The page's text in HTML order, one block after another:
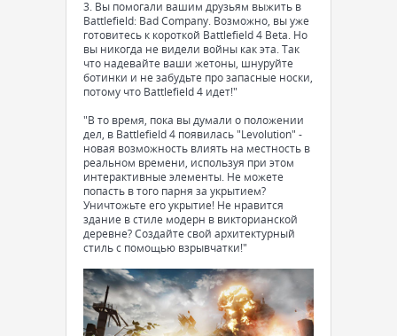
3. Вы помогали вашим друзьям выжить в
Battlefield: Bad Company. Возможно, вы уже
готовитесь к короткой Battlefield 4 Beta. Но
вы никогда не видели войны как эта. Так
что надевайте ваши жетоны, шнуруйте
ботинки и не забудьте про запасные носки,
потому что Battlefield 4 идет!"
"В то время, пока вы думали о положении
дел, в Battlefield 4 появилась "Levolution" -
новая возможность влиять на местность в
реальном времени, используя при этом
интерактивные элементы. Не можете
попасть в того парня за укрытием?
Уничтожьте его укрытие! Не нравится
здание в стиле модерн в викторианской
деревне? Создайте свой архитектурный
стиль с помощью взрывчатки!"